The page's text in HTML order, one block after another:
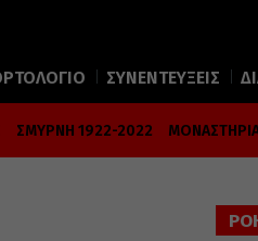
ΣΥΝΕΝΤΕΥΞΕΙΣ
ΣΜΥΡΝΗ 1922-2022